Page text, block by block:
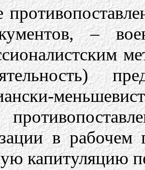
–
в рабочем
капитуляцию